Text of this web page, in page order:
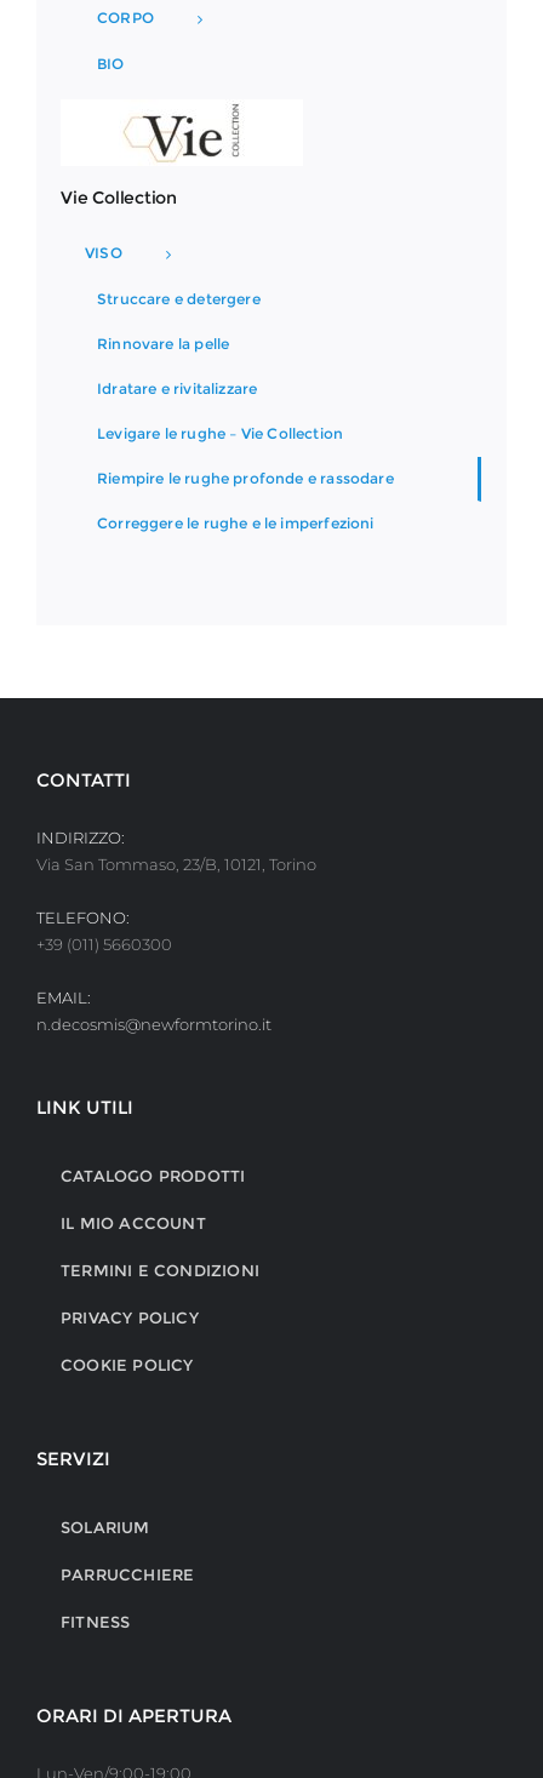
CORPO
BIO
Vie Collection
VISO
Struccare e detergere
Rinnovare la pelle
Idratare e rivitalizzare
Levigare le rughe – Vie Collection
Riempire le rughe profonde e rassodare
Correggere le rughe e le imperfezioni
CONTATTI
INDIRIZZO:
Via San Tommaso, 23/B, 10121, Torino
TELEFONO:
+39 (011) 5660300
EMAIL:
n.decosmis@newformtorino.it
LINK UTILI
CATALOGO PRODOTTI
IL MIO ACCOUNT
TERMINI E CONDIZIONI
PRIVACY POLICY
COOKIE POLICY
SERVIZI
SOLARIUM
PARRUCCHIERE
FITNESS
ORARI DI APERTURA
Lun-Ven/9:00-19:00